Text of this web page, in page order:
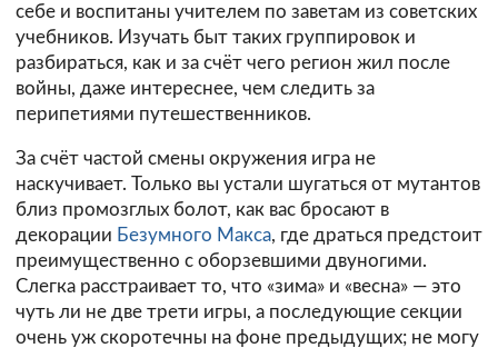
себе и воспитаны учителем по заветам из советских
учебников. Изучать быт таких группировок и
разбираться, как и за счёт чего регион жил после
войны, даже интереснее, чем следить за
перипетиями путешественников.
За счёт частой смены окружения игра не
наскучивает. Только вы устали шугаться от мутантов
близ промозглых болот, как вас бросают в
декорации Безумного Макса, где драться предстоит
преимущественно с оборзевшими двуногими.
Слегка расстраивает то, что «зима» и «весна» — это
чуть ли не две трети игры, а последующие секции
очень уж скоротечны на фоне предыдущих; не могу